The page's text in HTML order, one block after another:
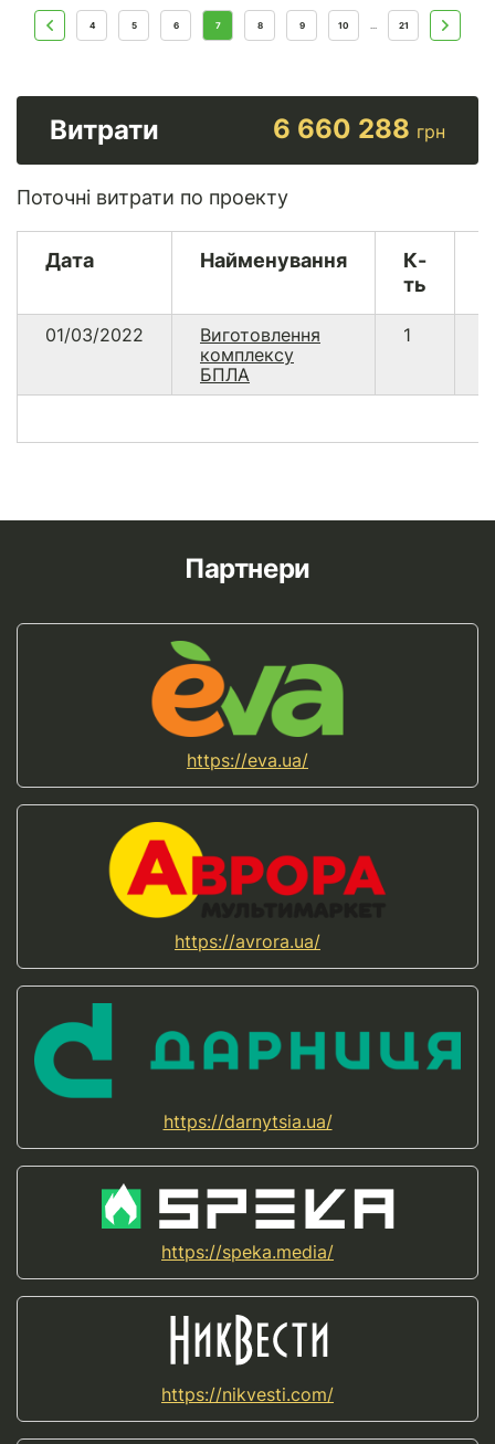
4 5 6 7 8 9 10 ... 21
Витрати 6 660 288 грн
Поточні витрати по проекту
Дата Найменування
К-
ть
01/03/2022
Виготовлення
комплексу
БПЛА
1
Партнери
https://eva.ua/
https://avrora.ua/
https://darnytsia.ua/
https://speka.media/
https://nikvesti.com/